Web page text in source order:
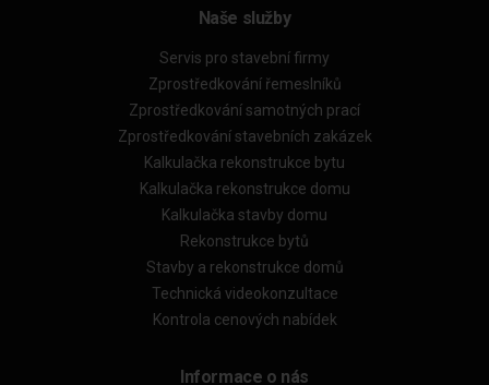
Naše služby
Servis pro stavební firmy
Zprostředkování řemeslníků
Zprostředkování samotných prací
Zprostředkování stavebních zakázek
Kalkulačka rekonstrukce bytu
Kalkulačka rekonstrukce domu
Kalkulačka stavby domu
Rekonstrukce bytů
Stavby a rekonstrukce domů
Technická videokonzultace
Kontrola cenových nabídek
Informace o nás